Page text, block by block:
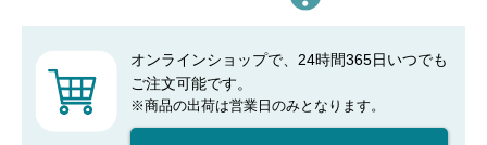
オンラインショップで、24時間365日いつでも
ご注文可能です。
※商品の出荷は営業日のみとなります。